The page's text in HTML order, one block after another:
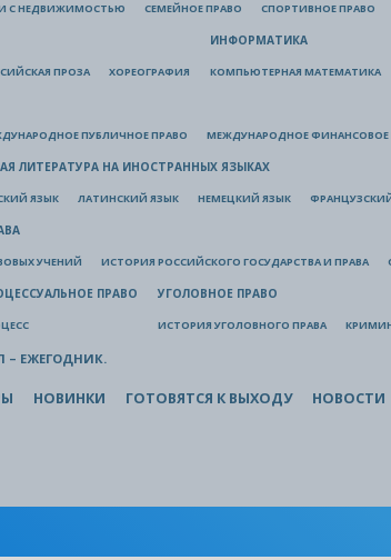
С НЕДВИЖИМОСТЬЮ СЕМЕЙНОЕ ПРАВО СПОРТИВНОЕ ПРАВО
ПРОЗА ХОРЕОГРАФИЯ
ИНФОРМАТИКА
КОМПЬЮТЕРНАЯ МАТЕМАТИКА
ПУБЛИЧНОЕ ПРАВО МЕЖДУНАРОДНОЕ ФИНАНСОВОЕ
ЛИТЕРАТУРА НА ИНОСТРАННЫХ ЯЗЫКАХ
ЯЗЫК ЛАТИНСКИЙ ЯЗЫК НЕМЕЦКИЙ ЯЗЫК
УЧЕНИЙ ИСТОРИЯ РОССИЙСКОГО ГОСУДАРСТВА И ПРАВА
ПРАВО УГОЛОВНОЕ ПРАВО
ИСТОРИЯ УГОЛОВНОГО ПРАВА
ЕЖЕГОДНИК.
НОВИНКИ ГОТОВЯТСЯ К ВЫХОДУ НОВОСТИ